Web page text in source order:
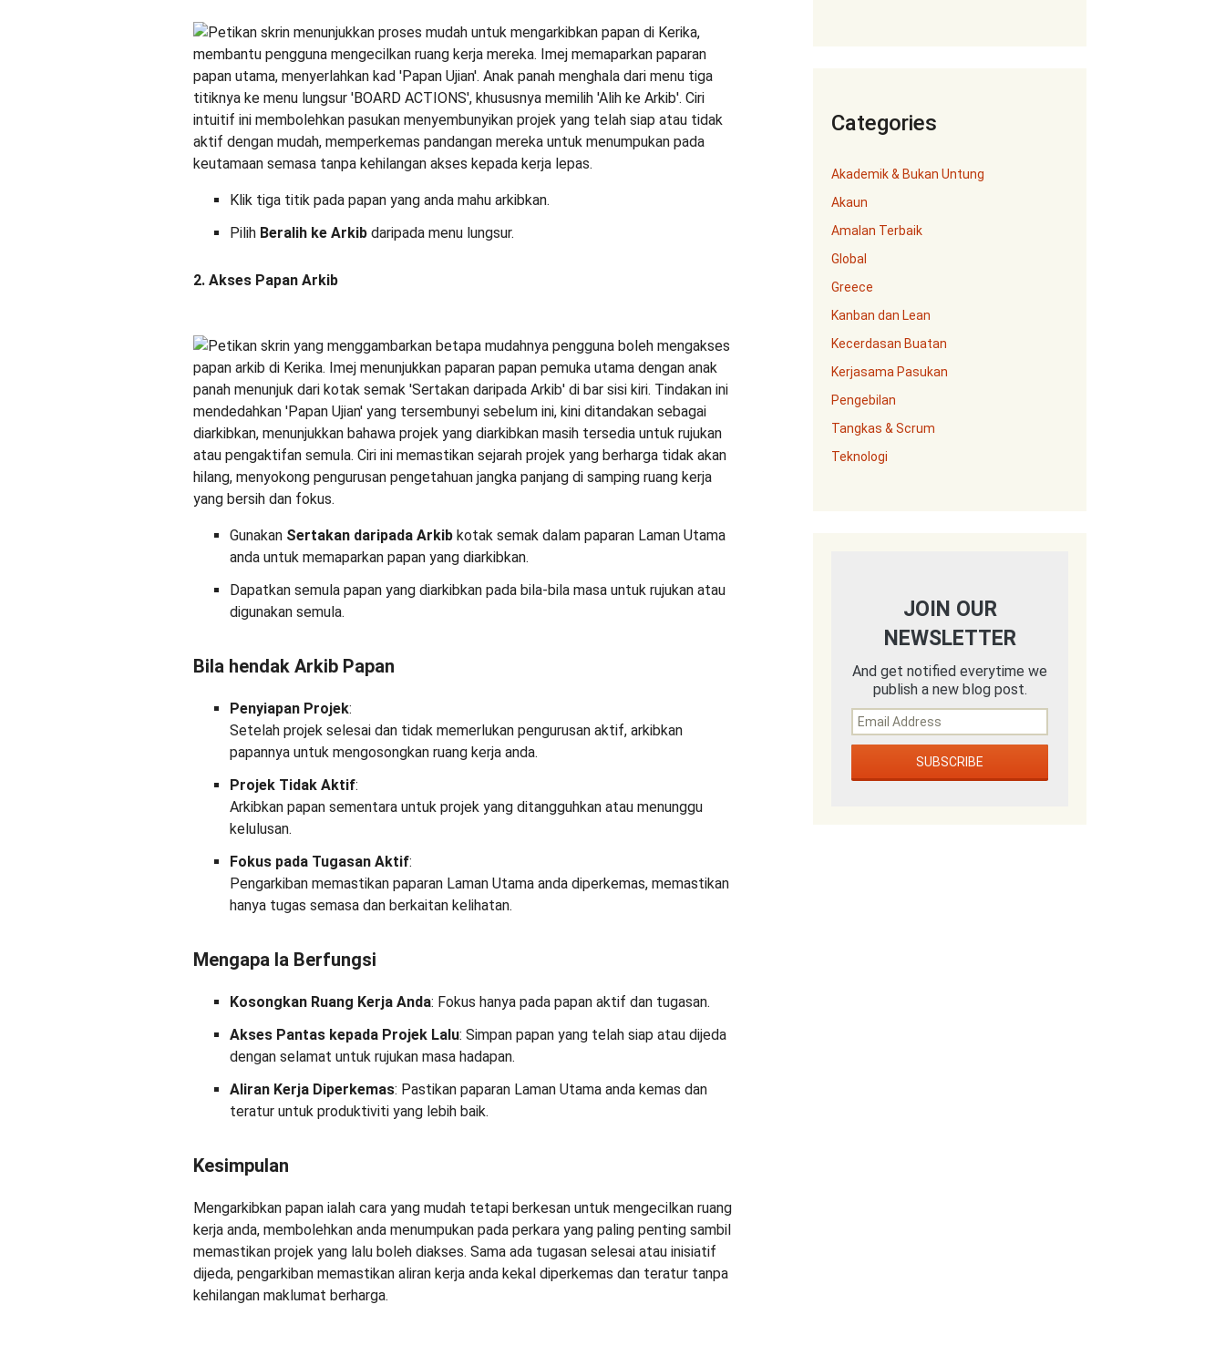
Klik tiga titik pada papan yang anda mahu arkibkan.
Pilih Beralih ke Arkib daripada menu lungsur.
2. Akses Papan Arkib
Gunakan Sertakan daripada Arkib kotak semak dalam paparan Laman Utama
anda untuk memaparkan papan yang diarkibkan.
Dapatkan semula papan yang diarkibkan pada bila-bila masa untuk rujukan atau
digunakan semula.
Bila hendak Arkib Papan
Penyiapan Projek:
Setelah projek selesai dan tidak memerlukan pengurusan aktif, arkibkan
papannya untuk mengosongkan ruang kerja anda.
Projek Tidak Aktif:
Arkibkan papan sementara untuk projek yang ditangguhkan atau menunggu
kelulusan.
Fokus pada Tugasan Aktif:
Pengarkiban memastikan paparan Laman Utama anda diperkemas, memastikan
hanya tugas semasa dan berkaitan kelihatan.
Mengapa Ia Berfungsi
Kosongkan Ruang Kerja Anda: Fokus hanya pada papan aktif dan tugasan.
Akses Pantas kepada Projek Lalu: Simpan papan yang telah siap atau dijeda
dengan selamat untuk rujukan masa hadapan.
Aliran Kerja Diperkemas: Pastikan paparan Laman Utama anda kemas dan
teratur untuk produktiviti yang lebih baik.
Kesimpulan
Mengarkibkan papan ialah cara yang mudah tetapi berkesan untuk mengecilkan ruang
kerja anda, membolehkan anda menumpukan pada perkara yang paling penting sambil
memastikan projek yang lalu boleh diakses. Sama ada tugasan selesai atau inisiatif
dijeda, pengarkiban memastikan aliran kerja anda kekal diperkemas dan teratur tanpa
kehilangan maklumat berharga.
Categories
Akademik & Bukan Untung
Akaun
Amalan Terbaik
Global
Greece
Kanban dan Lean
Kecerdasan Buatan
Kerjasama Pasukan
Pengebilan
Tangkas & Scrum
Teknologi
JOIN OUR
NEWSLETTER
And get notified everytime we
publish a new blog post.